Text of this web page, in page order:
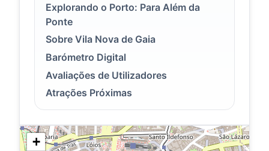
Explorando o Porto: Para Além da
Ponte
Sobre Vila Nova de Gaia
Barómetro Digital
Avaliações de Utilizadores
Atrações Próximas
+